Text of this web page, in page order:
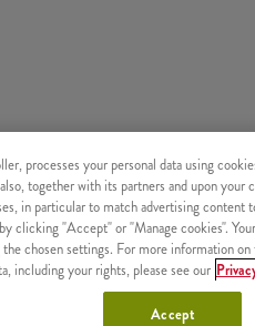
identyfikatorze.
processes your personal data using
together with its partners and upon your
in particular to match advertising content
clicking "Accept" or "Manage cookies".
chosen settings. For more information
including your rights, please see our
Accept